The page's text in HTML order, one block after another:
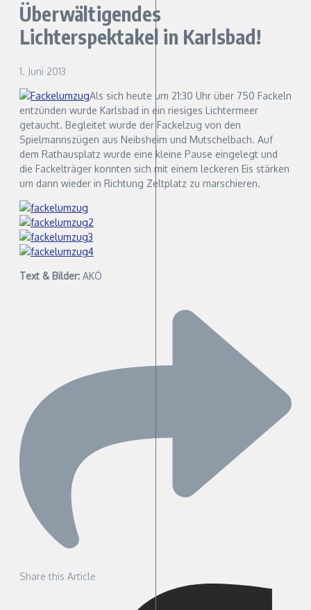
Überwältigendes
Lichterspektakel in Karlsbad!
1. Juni 2013
Als sich heute um 21:30 Uhr über 750 Fackeln
entzünden wurde Karlsbad in ein riesiges Lichtermeer
getaucht. Begleitet wurde der Fackelzug von den
Spielmannszügen aus Neibsheim und Mutschelbach. Auf
dem Rathausplatz wurde eine kleine Pause eingelegt und
die Fackelträger konnten sich mit einem leckeren Eis stärken
um dann wieder in Richtung Zeltplatz zu marschieren.
Text & Bilder: AKÖ
Share this Article